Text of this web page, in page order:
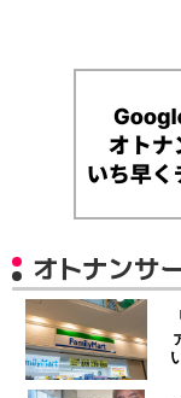
オトナンサ